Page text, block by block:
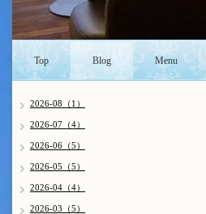
Top Blog Menu
2026-08（1）
2026-07（4）
2026-06（5）
2026-05（5）
2026-04（4）
2026-03（5）